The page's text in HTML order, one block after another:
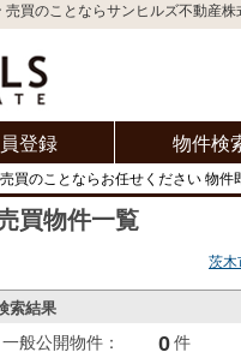
買のことならサンヒルズ不動産
登録 物件検
買のことならお任せください 物件
買物件一覧
茨木
索結果
一般公開物件： 0件